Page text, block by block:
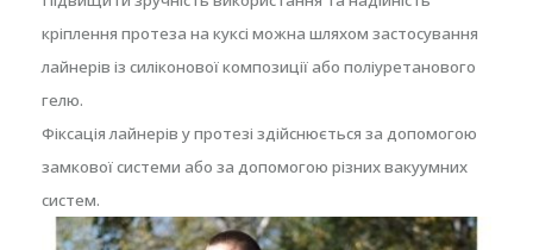
кріплення протеза на куксі можна шляхом застосування
лайнерів із силіконової композиції або поліуретанового
гелю.
Фіксація лайнерів у протезі здійснюється за допомогою
замкової системи або за допомогою різних вакуумних
систем.